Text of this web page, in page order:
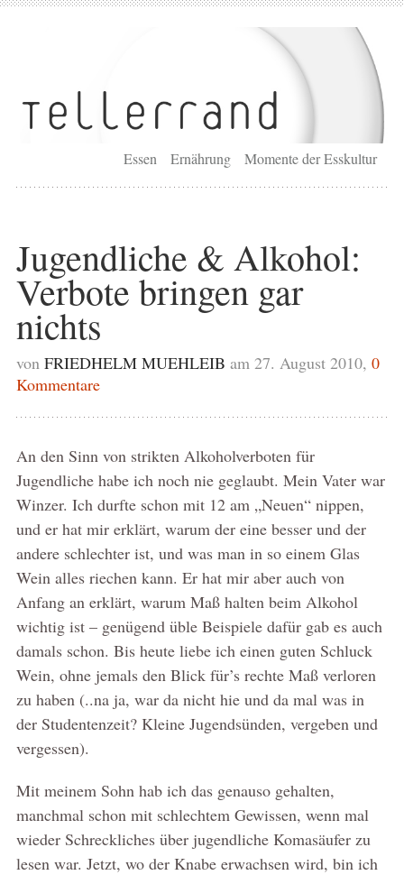
Essen Ernährung Momente der Esskultur
Jugendliche & Alkohol:
Verbote bringen gar
nichts
von FRIEDHELM MUEHLEIB am 27. August 2010, 0
Kommentare
An den Sinn von strikten Alkoholverboten für
Jugendliche habe ich noch nie geglaubt. Mein Vater war
Winzer. Ich durfte schon mit 12 am „Neuen“ nippen,
und er hat mir erklärt, warum der eine besser und der
andere schlechter ist, und was man in so einem Glas
Wein alles riechen kann. Er hat mir aber auch von
Anfang an erklärt, warum Maß halten beim Alkohol
wichtig ist – genügend üble Beispiele dafür gab es auch
damals schon. Bis heute liebe ich einen guten Schluck
Wein, ohne jemals den Blick für’s rechte Maß verloren
zu haben (..na ja, war da nicht hie und da mal was in
der Studentenzeit? Kleine Jugendsünden, vergeben und
vergessen).
Mit meinem Sohn hab ich das genauso gehalten,
manchmal schon mit schlechtem Gewissen, wenn mal
wieder Schreckliches über jugendliche Komasäufer zu
lesen war. Jetzt, wo der Knabe erwachsen wird, bin ich